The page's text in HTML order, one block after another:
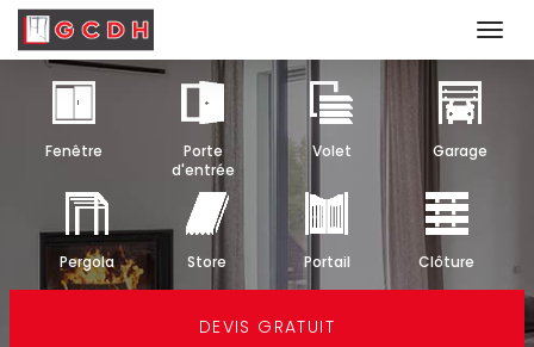
contenu
Fenêtre
Porte
d'entrée
Volet Garage
Pergola Store Portail Clôture
DEVIS GRATUIT